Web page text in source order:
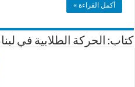
أكمل القراءة »
كتاب: الحركة الطلابية في